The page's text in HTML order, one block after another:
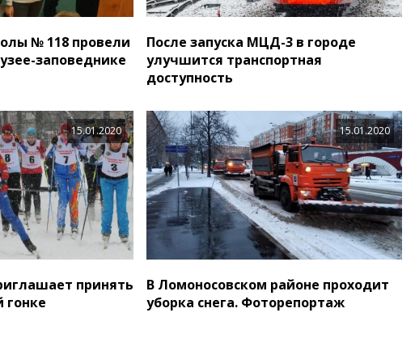
№ 118 провели
заповеднике
После запуска МЦД-3 в городе
улучшится транспортная
доступность
15.01.2020
принять
гонке
15.01.2020
В Ломоносовском районе проходит
уборка снега. Фоторепортаж